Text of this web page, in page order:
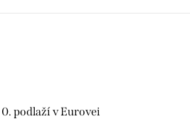
podlaží v Eurovei